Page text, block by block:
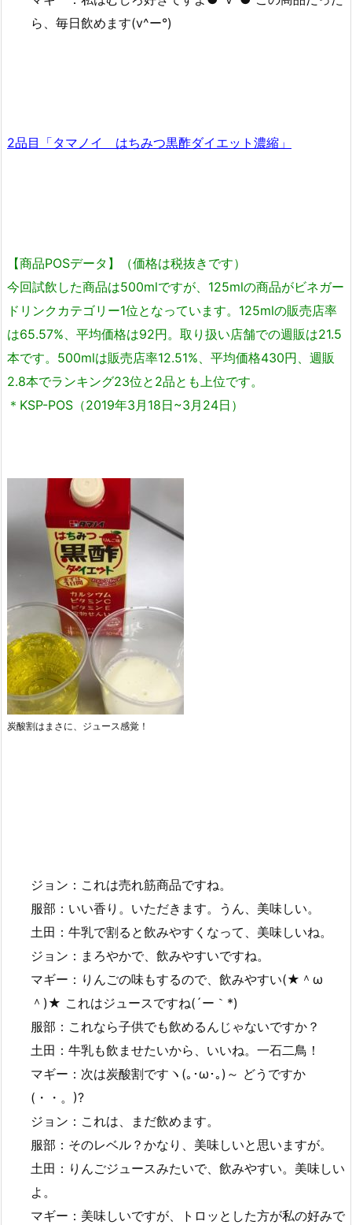
ら、毎日飲めます(v^ー°)
2品目「タマノイ はちみつ黒酢ダイエット濃縮」
【商品POSデータ】（価格は税抜きです）
今回試飲した商品は500mlですが、125mlの商品がビネガー
ドリンクカテゴリー1位となっています。125mlの販売店率
は65.57%、平均価格は92円。取り扱い店舗での週販は21.5
本です。500mlは販売店率12.51%、平均価格430円、週販
2.8本でランキング23位と2品とも上位です。
＊KSP-POS（2019年3月18日~3月24日）
炭酸割はまさに、ジュース感覚！
ジョン：これは売れ筋商品ですね。
服部：いい香り。いただきます。うん、美味しい。
土田：牛乳で割ると飲みやすくなって、美味しいね。
ジョン：まろやかで、飲みやすいですね。
マギー：りんごの味もするので、飲みやすい(★＾ω
＾)★ これはジュースですね(´ー｀*)
服部：これなら子供でも飲めるんじゃないですか？
土田：牛乳も飲ませたいから、いいね。一石二鳥！
マギー：次は炭酸割ですヽ(｡･ω･｡)～ どうですか
(・・。)?
ジョン：これは、まだ飲めます。
服部：そのレベル？かなり、美味しいと思いますが。
土田：りんごジュースみたいで、飲みやすい。美味しい
よ。
マギー：美味しいですが、トロッとした方が私の好みで